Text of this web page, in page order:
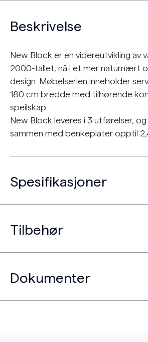
Beskrivelse
New Block er en videreutvikling av
2000-tallet, nå i et mer naturnært
design. Møbelserien inneholder
180 cm bredde med tilhørende
speilskap.
New Block leveres i 3 utførelser,
sammen med benkeplater opptil
Spesifikasjoner
Tilbehør
Dokumenter